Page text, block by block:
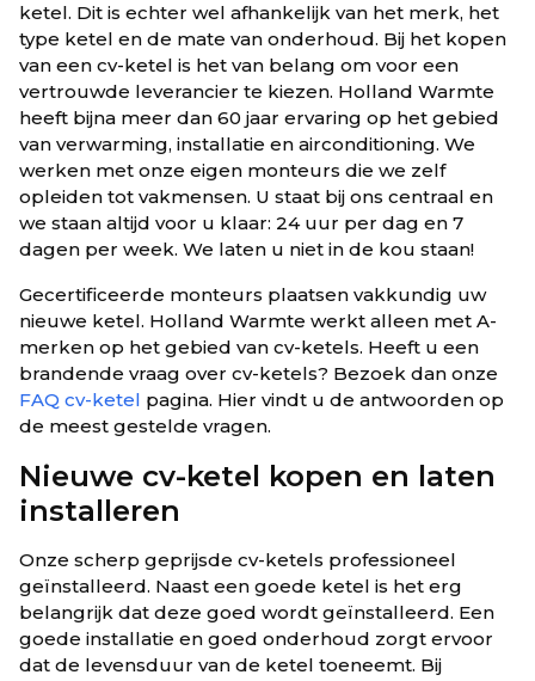
ketel. Dit is echter wel afhankelijk van het merk, het
type ketel en de mate van onderhoud. Bij het kopen
van een cv-ketel is het van belang om voor een
vertrouwde leverancier te kiezen. Holland Warmte
heeft bijna meer dan 60 jaar ervaring op het gebied
van verwarming, installatie en airconditioning. We
werken met onze eigen monteurs die we zelf
opleiden tot vakmensen. U staat bij ons centraal en
we staan altijd voor u klaar: 24 uur per dag en 7
dagen per week. We laten u niet in de kou staan!
Gecertificeerde monteurs plaatsen vakkundig uw
nieuwe ketel. Holland Warmte werkt alleen met A-
merken op het gebied van cv-ketels. Heeft u een
brandende vraag over cv-ketels? Bezoek dan onze
FAQ cv-ketel pagina. Hier vindt u de antwoorden op
de meest gestelde vragen.
Nieuwe cv-ketel kopen en laten
installeren
Onze scherp geprijsde cv-ketels professioneel
geïnstalleerd. Naast een goede ketel is het erg
belangrijk dat deze goed wordt geïnstalleerd. Een
goede installatie en goed onderhoud zorgt ervoor
dat de levensduur van de ketel toeneemt. Bij